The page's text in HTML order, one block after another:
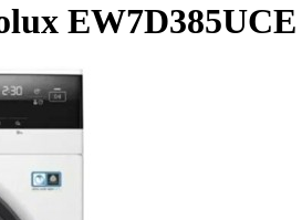
EW7D385UCE